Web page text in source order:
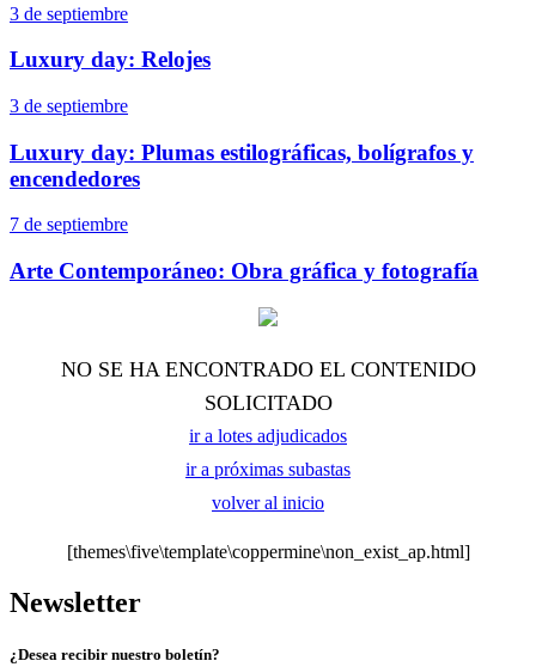
3 de septiembre
Luxury day: Relojes
3 de septiembre
Luxury day: Plumas estilográficas, bolígrafos y
encendedores
7 de septiembre
Arte Contemporáneo: Obra gráfica y fotografía
NO SE HA ENCONTRADO EL CONTENIDO
SOLICITADO
ir a lotes adjudicados
ir a próximas subastas
volver al inicio
[themes\five\template\coppermine\non_exist_ap.html]
Newsletter
¿Desea recibir nuestro boletín?